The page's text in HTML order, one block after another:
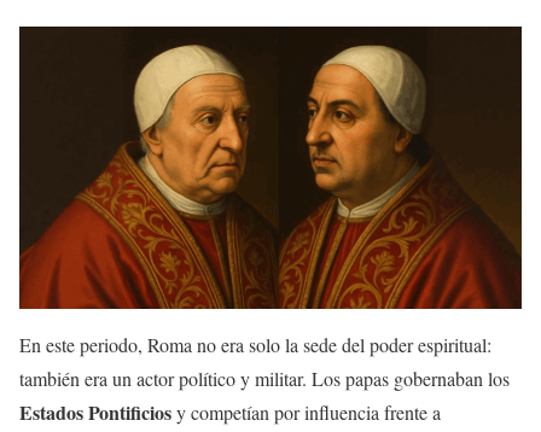
En este periodo, Roma no era solo la sede del poder espiritual:
también era un actor político y militar. Los papas gobernaban los
Estados Pontificiosy competían por influencia frente a